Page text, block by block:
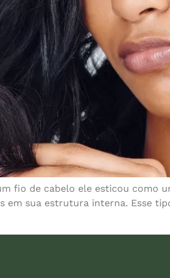
fio de cabelo ele esticou como
sua estrutura interna. Esse